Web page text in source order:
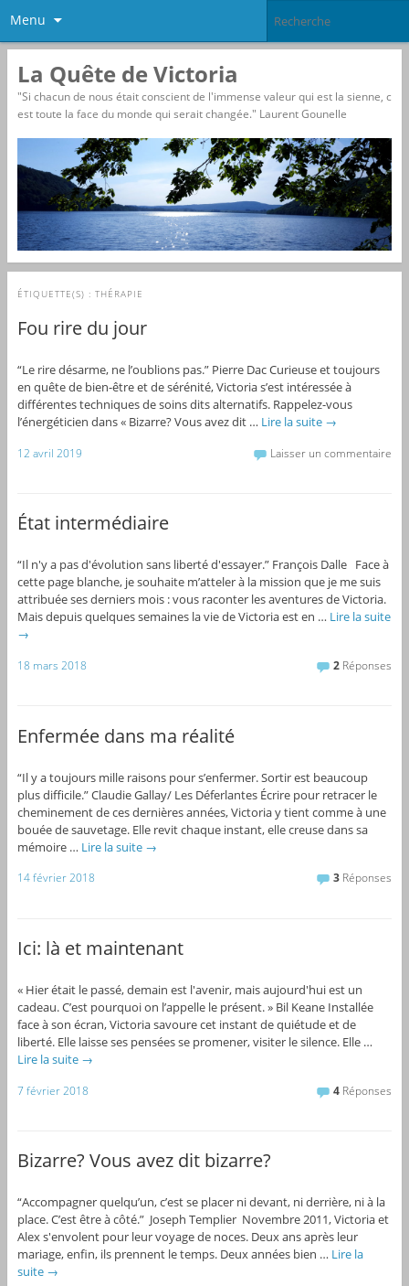
Menu
La Quête de Victoria
"Si chacun de nous était conscient de l'immense valeur qui est la sienne, c
est toute la face du monde qui serait changée." Laurent Gounelle
ÉTIQUETTE(S) : THÉRAPIE
Fou rire du jour
“Le rire désarme, ne l’oublions pas.” Pierre Dac Curieuse et toujours
en quête de bien-être et de sérénité, Victoria s’est intéressée à
différentes techniques de soins dits alternatifs. Rappelez-vous
l’énergéticien dans « Bizarre? Vous avez dit … Lire la suite →
12 avril 2019 Laisser un commentaire
État intermédiaire
“Il n'y a pas d'évolution sans liberté d'essayer.” François Dalle Face à
cette page blanche, je souhaite m’atteler à la mission que je me suis
attribuée ses derniers mois : vous raconter les aventures de Victoria.
Mais depuis quelques semaines la vie de Victoria est en … Lire la suite
→
18 mars 2018 2 Réponses
Enfermée dans ma réalité
“Il y a toujours mille raisons pour s’enfermer. Sortir est beaucoup
plus difficile.” Claudie Gallay/ Les Déferlantes Écrire pour retracer le
cheminement de ces dernières années, Victoria y tient comme à une
bouée de sauvetage. Elle revit chaque instant, elle creuse dans sa
mémoire … Lire la suite →
14 février 2018 3 Réponses
Ici: là et maintenant
« Hier était le passé, demain est l'avenir, mais aujourd'hui est un
cadeau. C’est pourquoi on l’appelle le présent. » Bil Keane Installée
face à son écran, Victoria savoure cet instant de quiétude et de
liberté. Elle laisse ses pensées se promener, visiter le silence. Elle …
Lire la suite →
7 février 2018 4 Réponses
Bizarre? Vous avez dit bizarre?
“Accompagner quelqu’un, c’est se placer ni devant, ni derrière, ni à la
place. C’est être à côté.” Joseph Templier Novembre 2011, Victoria et
Alex s'envolent pour leur voyage de noces. Deux ans après leur
mariage, enfin, ils prennent le temps. Deux années bien … Lire la
suite →